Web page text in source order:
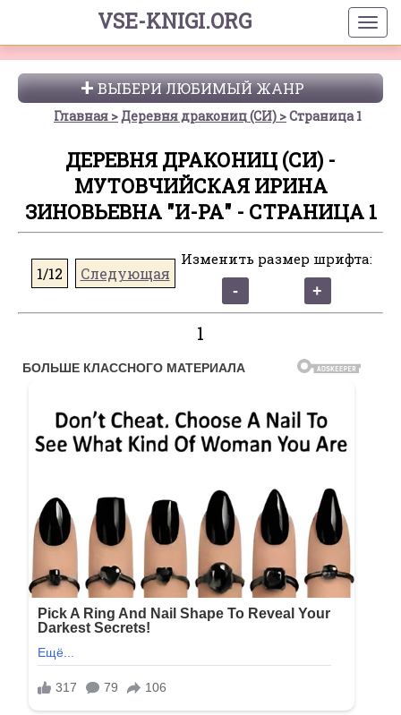
VSE-KNIGI.ORG
ВЫБЕРИ ЛЮБИМЫЙ ЖАНР
Главная Деревня дракониц (СИ) Страница 1
ДЕРЕВНЯ ДРАКОНИЦ (СИ) -
МУТОВЧИЙСКАЯ ИРИНА
ЗИНОВЬЕВНА "И-РА" - СТРАНИЦА 1
1/12 Следующая
Изменить размер шрифта:
1